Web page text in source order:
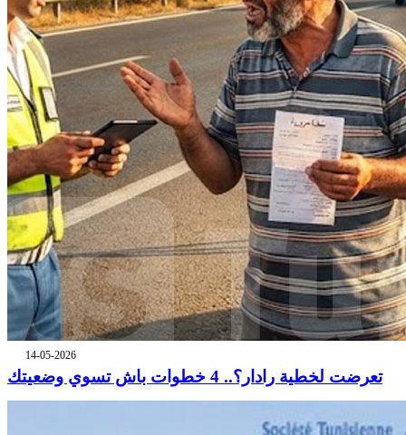
14-05-2026
تعرضت لخطية رادار؟.. 4 خطوات باش تسوي وضعيتك